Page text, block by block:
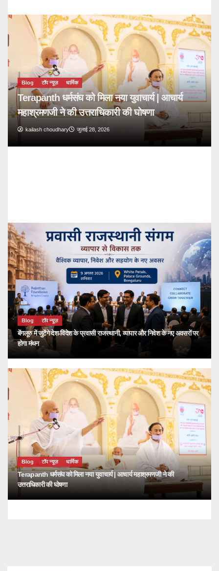
Blog टॉप न्यूज़ धार्मिक
Terapanth धर्मसंघ को मिला नया युवाचार्य | आचार्य
महाश्रमणजी ने की उत्तराधिकारी की घोषणा
kailash choudhary जुलाई 28, 2026
Blog टॉप न्यूज़
बेंगलूरु में जुटेंगे देश-विदेश के प्रवासी राजस्थानी, व्यापार और निवेश के नए अवसरों पर
होगा मंथन
Blog टॉप न्यूज़ धार्मिक
Terapanth धर्मसंघ को मिला नया युवाचार्य | आचार्य महाश्रमणजी ने की
उत्तराधिकारी की घोषणा